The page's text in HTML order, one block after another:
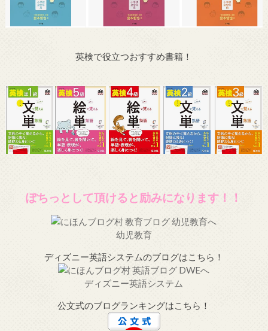
英検で役立つおすすめ書籍！
ぽちっとして頂けると励みになります！！
幼児教育
ディズニー英語システムのブログはこちら！
ディズニー英語システム
公文式のブログランキングはこちら！